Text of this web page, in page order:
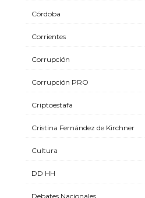
Córdoba
Corrientes
Corrupción
Corrupción PRO
Criptoestafa
Cristina Fernández de Kirchner
Cultura
DD HH
Debates Nacionales